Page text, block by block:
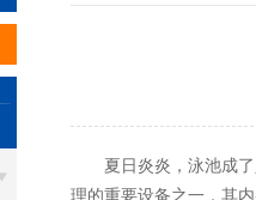
夏日炎炎，泳池成了
理的重要设备之一，其